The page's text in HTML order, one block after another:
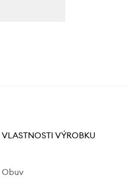
VLASTNOSTI VÝROBKU
Obuv